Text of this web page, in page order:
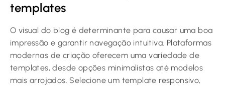
templates
O visual do blog é determinante para causar uma boa
impressão e garantir navegação intuitiva. Plataformas
modernas de criação oferecem uma variedade de
templates, desde opções minimalistas até modelos
mais arrojados. Selecione um template responsivo,